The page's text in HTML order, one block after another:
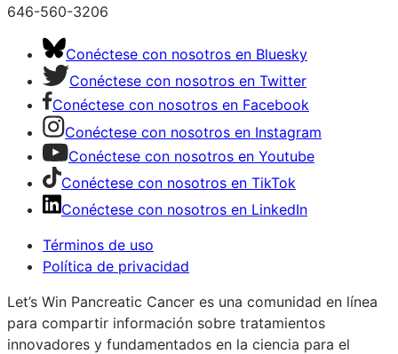
646-560-3206
Conéctese con nosotros en Bluesky
Conéctese con nosotros en Twitter
Conéctese con nosotros en Facebook
Conéctese con nosotros en Instagram
Conéctese con nosotros en Youtube
Conéctese con nosotros en TikTok
Conéctese con nosotros en LinkedIn
Términos de uso
Política de privacidad
Let’s Win Pancreatic Cancer es una comunidad en línea
para compartir información sobre tratamientos
innovadores y fundamentados en la ciencia para el